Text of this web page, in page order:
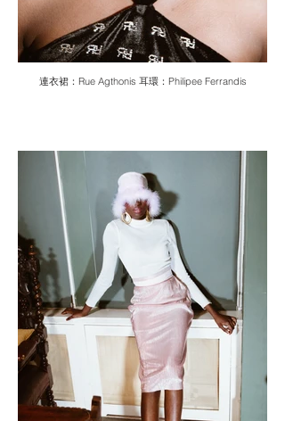
連衣裙：Rue Agthonis 耳環：Philipee Ferrandis